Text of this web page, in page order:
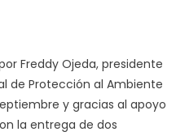
Freddy Ojeda, presidente
de Protección al Ambiente
y gracias al apoyo
la entrega de dos